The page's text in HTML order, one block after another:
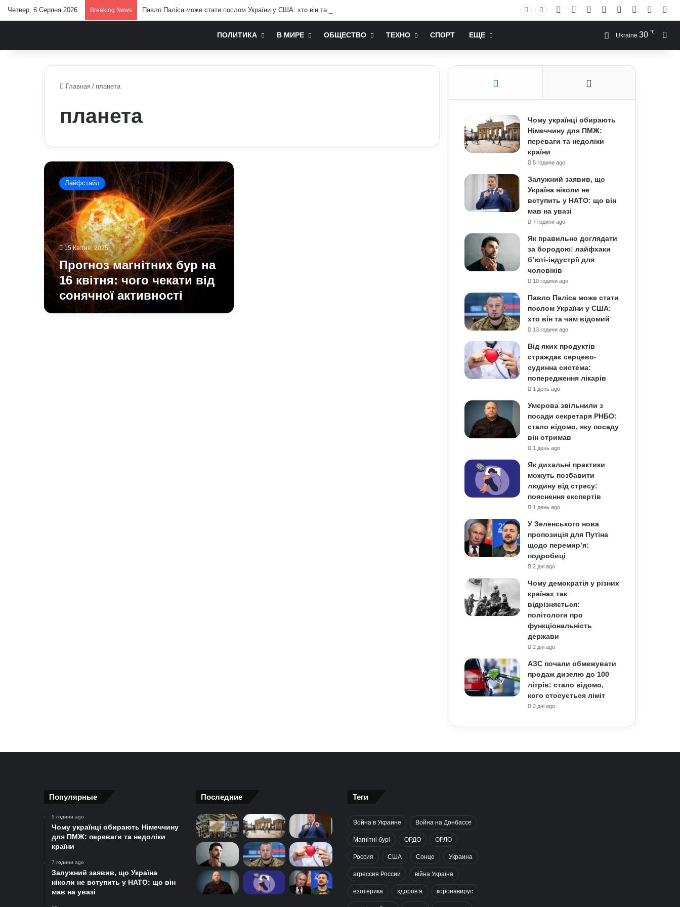
Четвер, 6 Серпня 2026 Breaking News Павло Паліса може стати послом України у США: хто він та чим відомий Facebook YouTubeInstagram
RSS Log In
ПОЛИТИКА В МИРЕ ОБЩЕСТВО ТЕХНО СПОРТ ЕЩЕ Ukraine 30 ℃
Главная / планета
планета
Прогноз
магнітних
16
квітня:
чого
чекати
від
сонячної
активності
Лайфстайл
15 Квітня, 2025
Прогноз магнітних бур на
16 квітня: чого чекати від
сонячної активності
Чому українці обирають
Німеччину для ПМЖ:
переваги та недоліки
країни
5 години ago
Залужний заявив, що
Україна ніколи не
вступить у НАТО: що він
мав на увазі
7 години ago
Як правильно доглядати
за бородою: лайфхаки
б’юті-індустрії для
чоловіків
10 години ago
Павло Паліса може стати
послом України у США:
хто він та чим відомий
13 години ago
Від яких продуктів
страждає серцево-
судинна система:
попередження лікарів
1 день ago
Умєрова звільнили з
посади секретаря РНБО:
стало відомо, яку посаду
він отримав
1 день ago
Як дихальні практики
можуть позбавити
людину від стресу:
пояснення експертів
1 день ago
У Зеленського нова
пропозиція для Путіна
щодо перемир’я:
подробиці
2 дні ago
Чому демократія у різних
країнах так
відрізняється:
політологи про
функціональність
держави
2 дні ago
АЗС почали обмежувати
продаж дизелю до 100
літрів: стало відомо,
кого стосується ліміт
2 дні ago
Популярные
5 години ago
Чому українці обирають Німеччину
для ПМЖ: переваги та недоліки
країни
7 години ago
Залужний заявив, що Україна
ніколи не вступить у НАТО: що він
мав на увазі
Последние Теги
Война в Украине Война на Донбассе
Магнітні бурі ОРДО ОРЛО
Россия США Сонце Украина
агрессия России війна Україна
езотерика здоров’я коронавирус